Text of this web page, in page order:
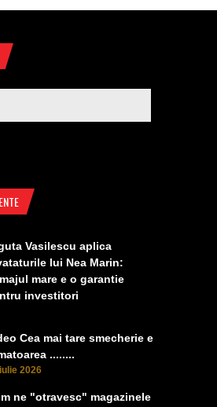
Vasilescu aplica
lui Nea Marin:
mare e o garantie
investitori
Cea mai tare smecherie e
........
2026
ne "otravesc" magazinele